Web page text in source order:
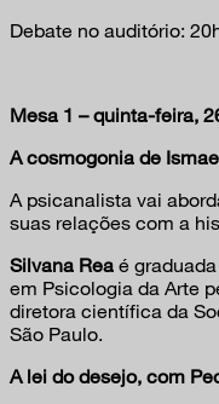
Debate no auditório:
Mesa 1 – quinta-feira,
A cosmogonia de
A psicanalista vai
suas relações com a
Silvana Rea é
em Psicologia da Arte
diretora científica da
São Paulo.
A lei do desejo, com